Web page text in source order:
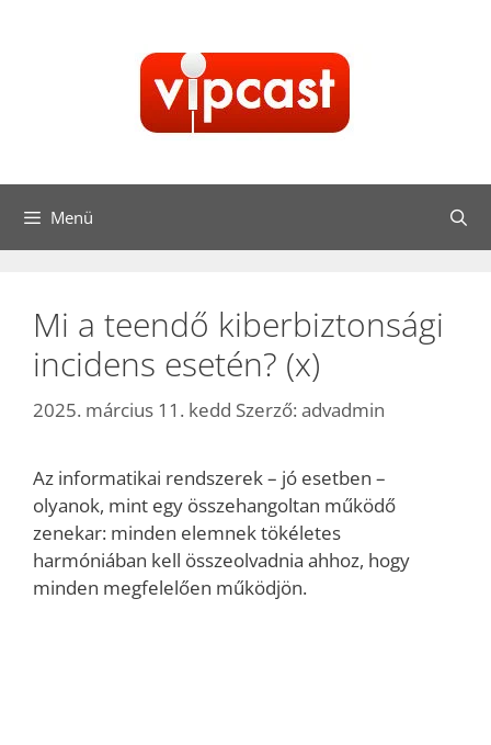
Menü
Mi a teendő kiberbiztonsági
incidens esetén? (x)
2025. március 11. kedd Szerző: advadmin
Az informatikai rendszerek – jó esetben –
olyanok, mint egy összehangoltan működő
zenekar: minden elemnek tökéletes
harmóniában kell összeolvadnia ahhoz, hogy
minden megfelelően működjön.